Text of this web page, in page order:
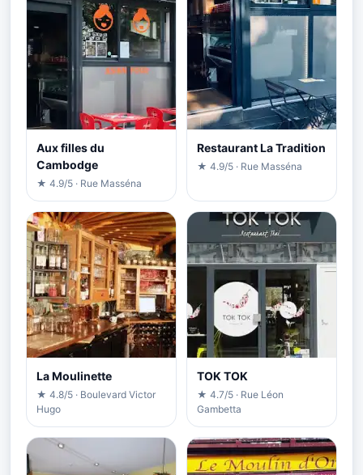
Aux filles du
Cambodge
★ 4.9/5 · Rue Masséna
Restaurant La Tradition
★ 4.9/5 · Rue Masséna
La Moulinette
★ 4.8/5 · Boulevard Victor
Hugo
TOK TOK
★ 4.7/5 · Rue Léon
Gambetta